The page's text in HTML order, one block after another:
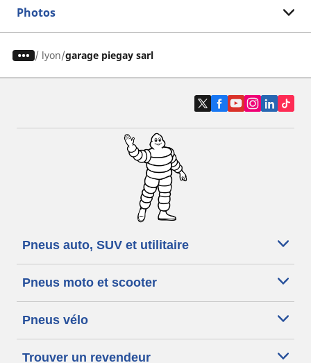
Photos
/ lyon garage piegay sarl
Pneus auto, SUV et utilitaire
Pneus moto et scooter
Pneus vélo
Trouver un revendeur